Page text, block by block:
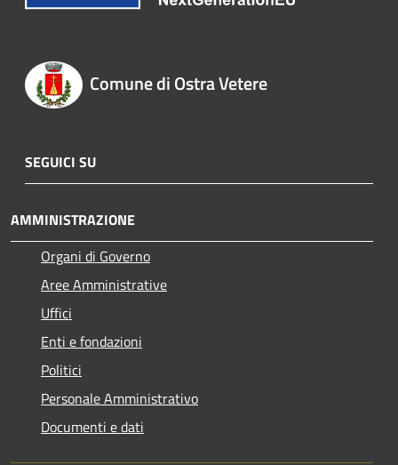
Comune di Ostra Vetere
SEGUICI SU
AMMINISTRAZIONE
Organi di Governo
Aree Amministrative
Uffici
Enti e fondazioni
Politici
Personale Amministrativo
Documenti e dati